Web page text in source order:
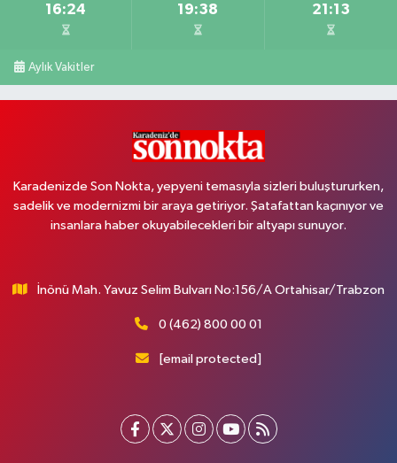
16:24 19:38 21:13
Aylık Vakitler
Karadenizde Son Nokta, yepyeni temasıyla sizleri buluştururken,
sadelik ve modernizmi bir araya getiriyor. Şatafattan kaçınıyor ve
insanlara haber okuyabilecekleri bir altyapı sunuyor.
İnönü Mah. Yavuz Selim Bulvarı No:156/A Ortahisar/Trabzon
0 (462) 800 00 01
[email protected]